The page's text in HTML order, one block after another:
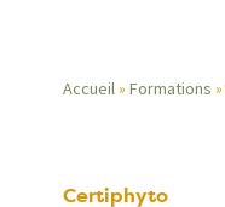
Accueil Formations
Certiphyto